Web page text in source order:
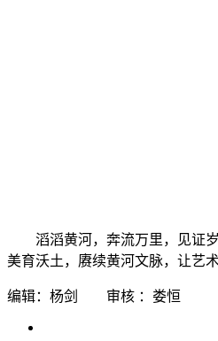
滔滔黄河，奔流万里，见证
美育沃土，赓续黄河文脉，让艺
编辑：杨剑 审核 ：娄恒